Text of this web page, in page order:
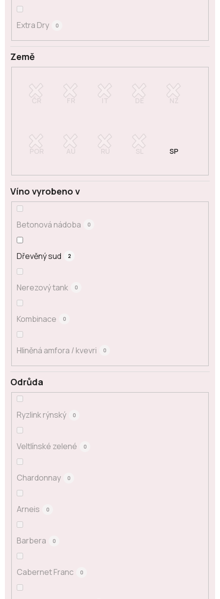
Odrůda
Ryzlink rýnský 0
Veltlínské zelené 0
Chardonnay 0
Arneis 0
Barbera 0
Cabernet Franc 0
Země
Extra Dry 0
Víno vyrobeno v
Betonová nádoba 0
Dřevěný sud 2
Nerezový tank 0
Kombinace 0
Hliněná amfora / kvevri 0